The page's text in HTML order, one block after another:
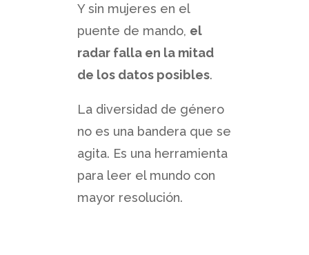
Y sin mujeres en el
puente de mando, el
radar falla en la mitad
de los datos posibles.
La diversidad de género
no es una bandera que se
agita. Es una herramienta
para leer el mundo con
mayor resolución.